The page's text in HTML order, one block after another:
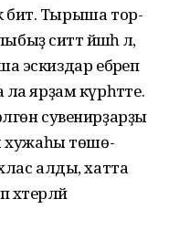
бит. Тырыша тор­
ситтә йәшәһә лә,
эскиздар ебәреп
яр­ҙам күрһәтте.
сувенирҙарҙы
хужаһы төшө­
алды, хатта